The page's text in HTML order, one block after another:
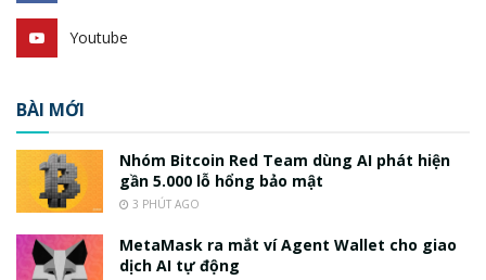
Youtube
BÀI MỚI
Nhóm Bitcoin Red Team dùng AI phát hiện
gần 5.000 lỗ hổng bảo mật
3 PHÚT AGO
MetaMask ra mắt ví Agent Wallet cho giao
dịch AI tự động